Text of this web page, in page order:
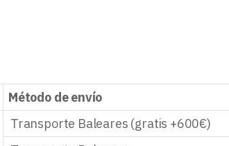
Método de envío
Transporte Baleares (gratis +600€)